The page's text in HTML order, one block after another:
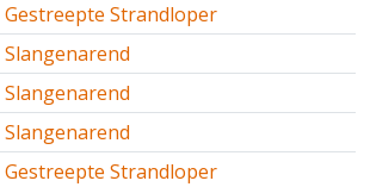
Gestreepte Strandloper
Slangenarend
Slangenarend
Slangenarend
Gestreepte Strandloper